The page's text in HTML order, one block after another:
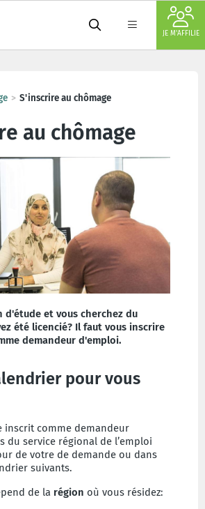
JE M'AFFILIE
S'inscrire au chômage
au chômage
d'étude et vous cherchez du
été licencié? Il faut vous inscrire
demandeur d'emploi.
pour vous
inscrit comme demandeur
du service régional de l’emploi
de votre de demande ou dans
suivants.
de la région où vous résidez: